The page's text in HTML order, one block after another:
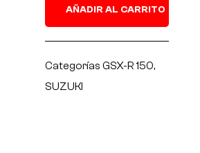
AÑADIR AL CARRITO
Categorías GSX-R 150,
SUZUKI